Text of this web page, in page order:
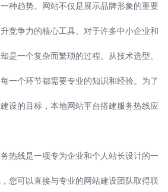
种趋势。网站不仅是展示品牌形象的重要
竞争力的核心工具。对于许多中小企业和
是一个复杂而繁琐的过程。从技术选型、
一个环节都需要专业的知识和经验。为了
设的目标，本地网站平台搭建服务热线应
热线是一项专为企业和个人站长设计的一
您可以直接与专业的网站建设团队取得联